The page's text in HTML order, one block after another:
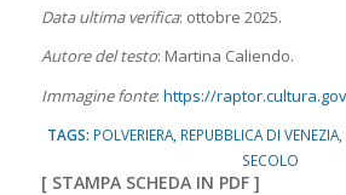
Data ultima verifica: ottobre 2025.
Autore del testo: Martina Caliendo.
Immagine fonte: https://
TAGS: POLVERIERA, REPUBBLICA DI VENEZIA,
SECOLO
[ STAMPA SCHEDA IN PDF]